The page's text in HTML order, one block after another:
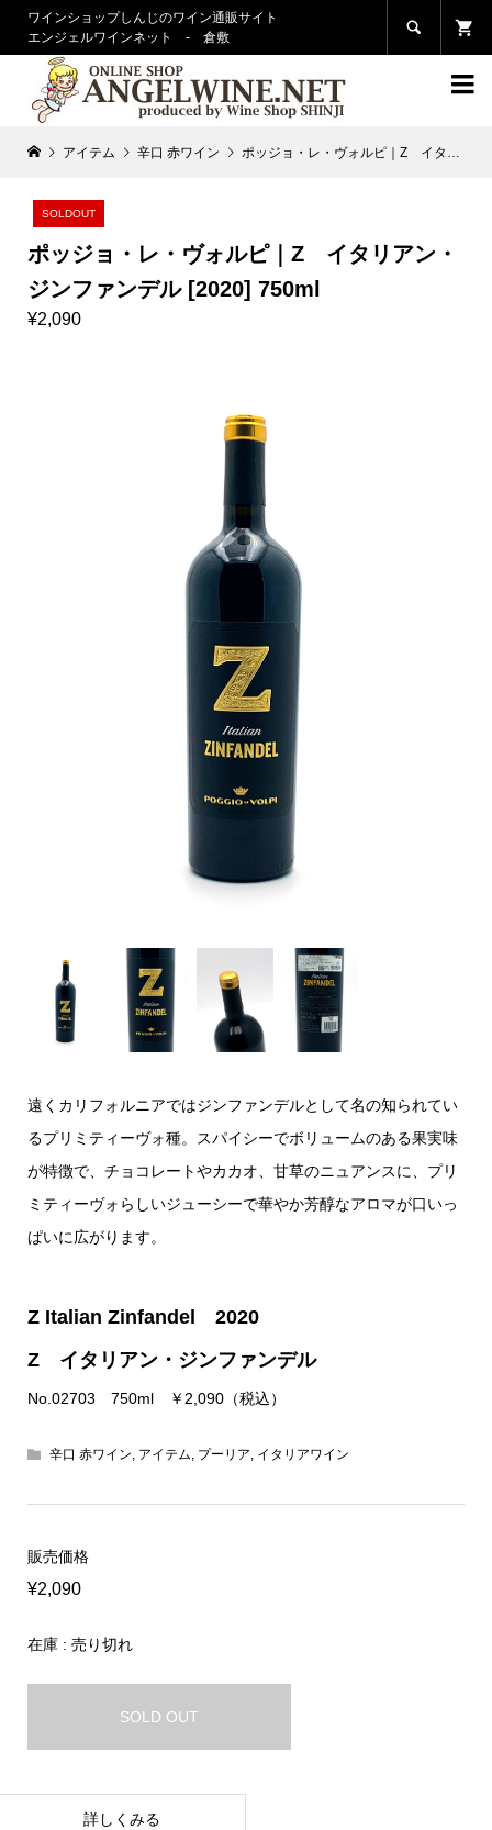
ワインショップしんじのワイン通販サイト
エンジェルワインネット - 倉敷


アイテム 辛口 赤ワイン ポッジョ・レ・ヴォルピ｜Z イタリアン・ジンファンデル [2020] 750ml
SOLDOUT
ポッジョ・レ・ヴォルピ｜Z イタリアン・
ジンファンデル [2020] 750ml
¥2,090
遠くカリフォルニアではジンファンデルとして名の知られてい
るプリミティーヴォ種。スパイシーでボリュームのある果実味
が特徴で、チョコレートやカカオ、甘草のニュアンスに、プリ
ミティーヴォらしいジューシーで華やか芳醇なアロマが口いっ
ぱいに広がります。
Z Italian Zinfandel 2020
Z イタリアン・ジンファンデル
No.02703 750ml ￥2,090（税込）
辛口 赤ワイン アイテム プーリア イタリアワイン
販売価格
¥2,090
在庫 : 売り切れ
SOLD OUT
詳しくみる